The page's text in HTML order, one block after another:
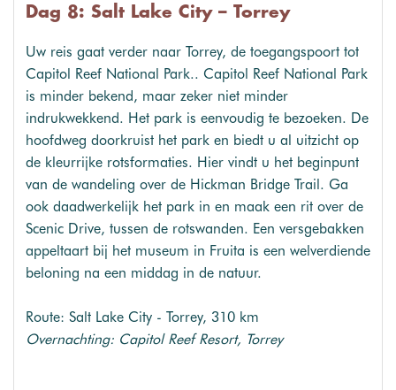
Dag 8: Salt Lake City – Torrey
Uw reis gaat verder naar Torrey, de toegangspoort tot
Capitol Reef National Park.. Capitol Reef National Park
is minder bekend, maar zeker niet minder
indrukwekkend. Het park is eenvoudig te bezoeken. De
hoofdweg doorkruist het park en biedt u al uitzicht op
de kleurrijke rotsformaties. Hier vindt u het beginpunt
van de wandeling over de Hickman Bridge Trail. Ga
ook daadwerkelijk het park in en maak een rit over de
Scenic Drive, tussen de rotswanden. Een versgebakken
appeltaart bij het museum in Fruita is een welverdiende
beloning na een middag in de natuur.
Route: Salt Lake City - Torrey, 310 km
Overnachting: Capitol Reef Resort, Torrey